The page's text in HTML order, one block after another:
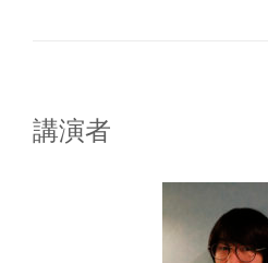
講演者